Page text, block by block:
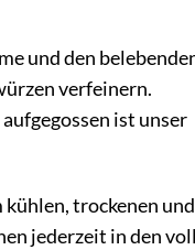
und den
verfeinern.
ist unser
kühlen, trockenen und
jederzeit in den